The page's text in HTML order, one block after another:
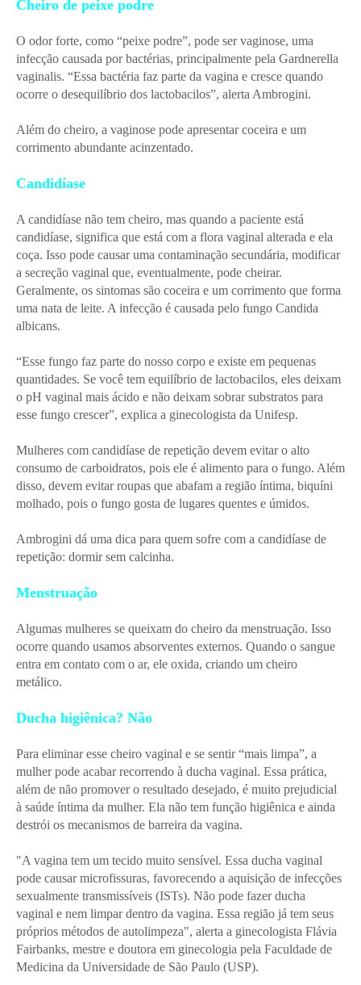
Cheiro de peixe podre
O odor forte, como “peixe podre”, pode ser vaginose, uma
infecção causada por bactérias, principalmente pela Gardnerella
vaginalis. “Essa bactéria faz parte da vagina e cresce quando
ocorre o desequilíbrio dos lactobacilos”, alerta Ambrogini.
Além do cheiro, a vaginose pode apresentar coceira e um
corrimento abundante acinzentado.
Candidíase
A candidíase não tem cheiro, mas quando a paciente está
candidíase, significa que está com a flora vaginal alterada e ela
coça. Isso pode causar uma contaminação secundária, modificar
a secreção vaginal que, eventualmente, pode cheirar.
Geralmente, os sintomas são coceira e um corrimento que forma
uma nata de leite. A infecção é causada pelo fungo Candida
albicans.
“Esse fungo faz parte do nosso corpo e existe em pequenas
quantidades. Se você tem equilíbrio de lactobacilos, eles deixam
o pH vaginal mais ácido e não deixam sobrar substratos para
esse fungo crescer”, explica a ginecologista da Unifesp.
Mulheres com candidíase de repetição devem evitar o alto
consumo de carboidratos, pois ele é alimento para o fungo. Além
disso, devem evitar roupas que abafam a região íntima, biquíni
molhado, pois o fungo gosta de lugares quentes e úmidos.
Ambrogini dá uma dica para quem sofre com a candidíase de
repetição: dormir sem calcinha.
Menstruação
Algumas mulheres se queixam do cheiro da menstruação. Isso
ocorre quando usamos absorventes externos. Quando o sangue
entra em contato com o ar, ele oxida, criando um cheiro
metálico.
Ducha higiênica? Não
Para eliminar esse cheiro vaginal e se sentir “mais limpa”, a
mulher pode acabar recorrendo à ducha vaginal. Essa prática,
além de não promover o resultado desejado, é muito prejudicial
à saúde íntima da mulher. Ela não tem função higiênica e ainda
destrói os mecanismos de barreira da vagina.
"A vagina tem um tecido muito sensível. Essa ducha vaginal
pode causar microfissuras, favorecendo a aquisição de infecções
sexualmente transmissíveis (ISTs). Não pode fazer ducha
vaginal e nem limpar dentro da vagina. Essa região já tem seus
próprios métodos de autolimpeza", alerta a ginecologista Flávia
Fairbanks, mestre e doutora em ginecologia pela Faculdade de
Medicina da Universidade de São Paulo (USP).